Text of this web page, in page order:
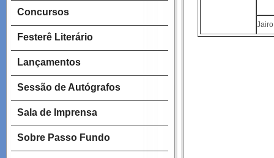
Concursos
Festerê Literário
Lançamentos
Sessão de Autógrafos
Sala de Imprensa
Sobre Passo Fundo